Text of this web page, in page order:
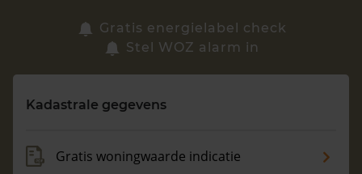
Zoek een woning
Maandag t/m vrijdag - 08:00 -18:00
Gratis energielabel check
Stel WOZ alarm in
Kadastrale gegevens
Gratis woningwaarde indicatie